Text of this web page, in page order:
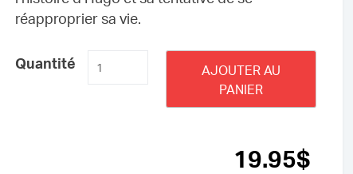
réapproprier sa vie.
Quantité
quantité
AJOUTER AU
PANIER
19.95$